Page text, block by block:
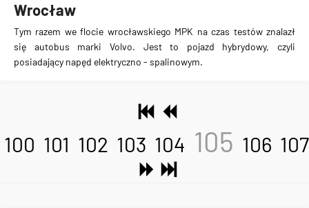
Wrocław
Tym razem we flocie wrocławskiego MPK na czas testów znalazł
się autobus marki Volvo. Jest to pojazd hybrydowy, czyli
posiadający napęd elektryczno - spalinowym.
100 101 102 103 104 105 106 107